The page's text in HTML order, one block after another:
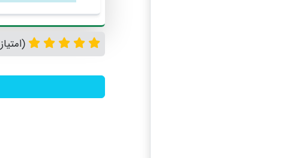
(امتیاز 4.5 | 173 رای)